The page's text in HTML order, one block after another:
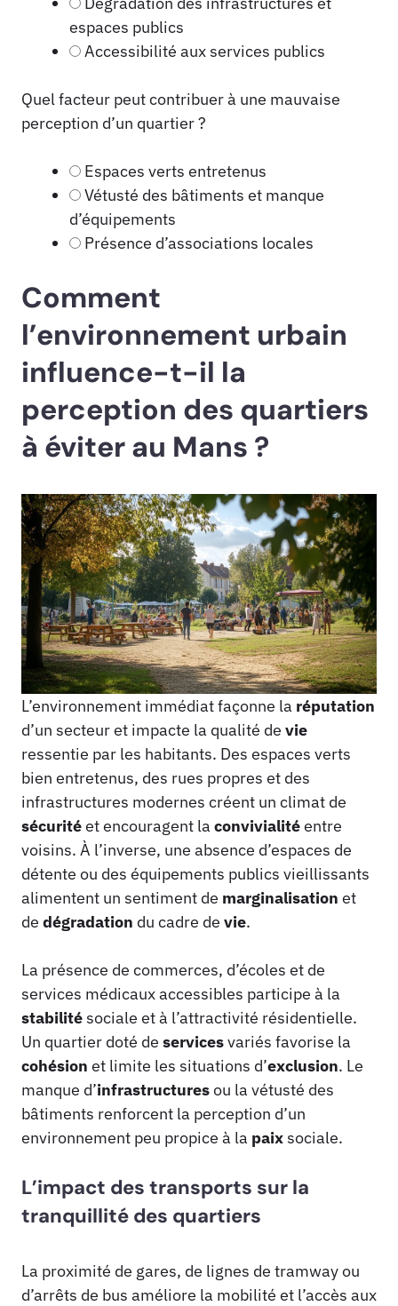
espaces publics
Accessibilité aux services publics
Quel facteur peut contribuer à une mauvaise
perception d’un quartier ?
Espaces verts entretenus
Vétusté des bâtiments et manque
d’équipements
Présence d’associations locales
Comment
l’environnement urbain
influence-t-il la
perception des quartiers
à éviter au Mans ?
L’environnement immédiat façonne la réputation
d’un secteur et impacte la qualité de vie
ressentie par les habitants. Des espaces verts
bien entretenus, des rues propres et des
infrastructures modernes créent un climat de
sécuritéet encouragent la convivialitéentre
voisins. À l’inverse, une absence d’espaces de
détente ou des équipements publics vieillissants
alimentent un sentiment de marginalisation et
de dégradation du cadre de vie.
La présence de commerces, d’écoles et de
services médicaux accessibles participe à la
stabilitésociale et à l’attractivité résidentielle.
Un quartier doté de servicesvariés favorise la
cohésion et limite les situations d’exclusion. Le
manque d’infrastructuresou la vétusté des
bâtiments renforcent la perception d’un
environnement peu propice à la paixsociale.
L’impact des transports sur la
tranquillité des quartiers
La proximité de gares, de lignes de tramway ou
d’arrêts de bus améliore la mobilité et l’accès aux